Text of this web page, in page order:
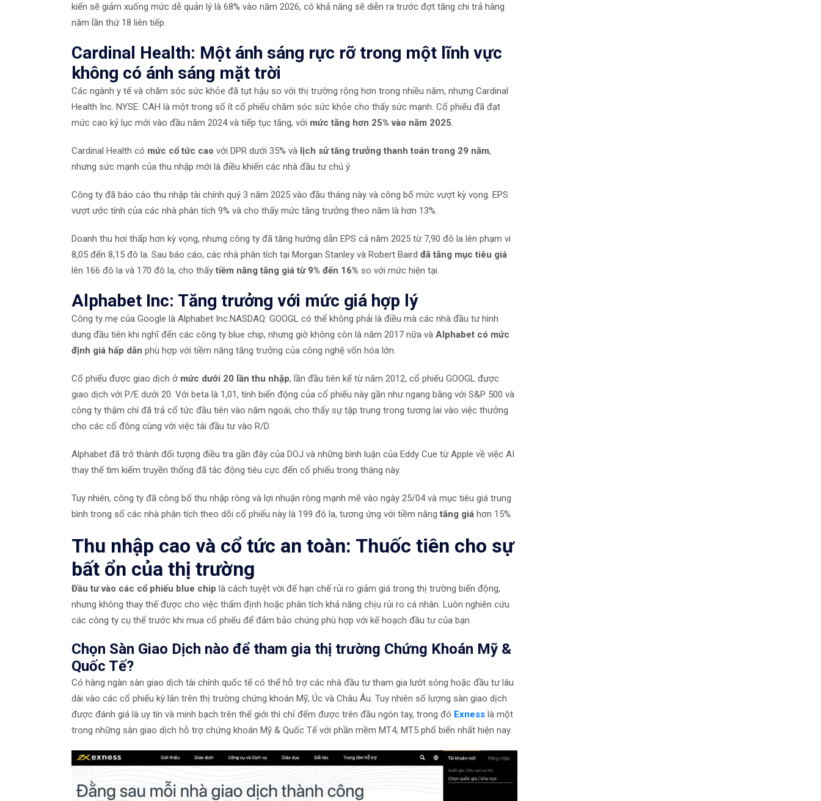
kiến ​​sẽ giảm xuống mức dễ quản lý là 68% vào năm 2026, có khả năng sẽ diễn ra trước đợt tăng chi trả hàng
năm lần thứ 18 liên tiếp.
Cardinal Health: Một ánh sáng rực rỡ trong một lĩnh vực
không có ánh sáng mặt trời
Các ngành y tế và chăm sóc sức khỏe đã tụt hậu so với thị trường rộng hơn trong nhiều năm, nhưng Cardinal
Health Inc. NYSE: CAH là một trong số ít cổ phiếu chăm sóc sức khỏe cho thấy sức mạnh. Cổ phiếu đã đạt
mức cao kỷ lục mới vào đầu năm 2024 và tiếp tục tăng, với mức tăng hơn 25% vào năm 2025.
Cardinal Health có mức cổ tức cao với DPR dưới 35% và lịch sử tăng trưởng thanh toán trong 29 năm,
nhưng sức mạnh của thu nhập mới là điều khiến các nhà đầu tư chú ý.
Công ty đã báo cáo thu nhập tài chính quý 3 năm 2025 vào đầu tháng này và công bố mức vượt kỳ vọng. EPS
vượt ước tính của các nhà phân tích 9% và cho thấy mức tăng trưởng theo năm là hơn 13%.
Doanh thu hơi thấp hơn kỳ vọng, nhưng công ty đã tăng hướng dẫn EPS cả năm 2025 từ 7,90 đô la lên phạm vi
8,05 đến 8,15 đô la. Sau báo cáo, các nhà phân tích tại Morgan Stanley và Robert Baird đã tăng mục tiêu giá
lên 166 đô la và 170 đô la, cho thấytiềm năng tăng giá từ 9% đến 16% so với mức hiện tại.
Alphabet Inc: Tăng trưởng với mức giá hợp lý
Công ty mẹ của Google là Alphabet Inc.NASDAQ: GOOGL có thể không phải là điều mà các nhà đầu tư hình
dung đầu tiên khi nghĩ đến các công ty blue chip, nhưng giờ không còn là năm 2017 nữa và Alphabet có mức
định giá hấp dẫn phù hợp với tiềm năng tăng trưởng của công nghệ vốn hóa lớn.
Cổ phiếu được giao dịch ở mức dưới 20 lần thu nhập, lần đầu tiên kể từ năm 2012, cổ phiếu GOOGL được
giao dịch với P/E dưới 20. Với beta là 1,01, tính biến động của cổ phiếu này gần như ngang bằng với S&P 500 và
công ty thậm chí đã trả cổ tức đầu tiên vào năm ngoái, cho thấy sự tập trung trong tương lai vào việc thưởng
cho các cổ đông cùng với việc tái đầu tư vào R/D.
Alphabet đã trở thành đối tượng điều tra gần đây của DOJ và những bình luận của Eddy Cue từ Apple về việc AI
thay thế tìm kiếm truyền thống đã tác động tiêu cực đến cổ phiếu trong tháng này.
Tuy nhiên, công ty đã công bố thu nhập ròng và lợi nhuận ròng mạnh mẽ vào ngày 25/04 và mục tiêu giá trung
bình trong số các nhà phân tích theo dõi cổ phiếu này là 199 đô la, tương ứng với tiềm năngtăng giá hơn 15%.
Thu nhập cao và cổ tức an toàn: Thuốc tiên cho sự
bất ổn của thị trường
Đầu tư vào các cổ phiếu blue chip là cách tuyệt vời để hạn chế rủi ro giảm giá trong thị trường biến động,
nhưng không thay thế được cho việc thẩm định hoặc phân tích khả năng chịu rủi ro cá nhân. Luôn nghiên cứu
các công ty cụ thể trước khi mua cổ phiếu để đảm bảo chúng phù hợp với kế hoạch đầu tư của bạn.
Chọn Sàn Giao Dịch nào để tham gia thị trường Chứng Khoán Mỹ &
Quốc Tế?
Có hàng ngàn sàn giao dịch tài chính quốc tế có thể hỗ trợ các nhà đầu tư tham gia lướt sóng hoặc đầu tư lâu
dài vào các cổ phiếu kỳ lân trên thị trường chứng khoán Mỹ, Úc và Châu Âu. Tuy nhiên số lượng sàn giao dịch
được đánh giá là uy tín và minh bạch trên thế giới thì chỉ đếm được trên đầu ngón tay, trong đó Exness là một
trong những sàn giao dịch hỗ trợ chứng khoán Mỹ & Quốc Tế với phần mềm MT4, MT5 phổ biến nhất hiện nay.